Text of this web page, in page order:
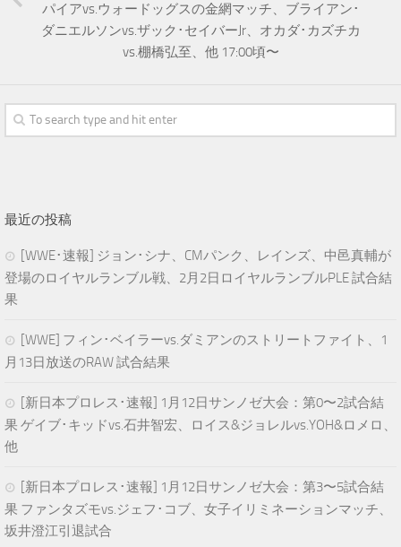
パイアvs.ウォードッグスの金網マッチ、ブライアン･
ダニエルソンvs.ザック･セイバーJr、オカダ･カズチカ
vs.棚橋弘至、他 17:00頃〜
最近の投稿
[WWE･速報] ジョン･シナ、CMパンク、レインズ、中邑真輔が
登場のロイヤルランブル戦、2月2日ロイヤルランブルPLE 試合結
果
[WWE] フィン･ベイラーvs.ダミアンのストリートファイト、1
月13日放送のRAW 試合結果
[新日本プロレス･速報] 1月12日サンノゼ大会：第0〜2試合結
果 ゲイブ･キッドvs.石井智宏、ロイス&ジョレルvs.YOH&ロメロ、
他
[新日本プロレス･速報] 1月12日サンノゼ大会：第3〜5試合結
果 ファンタズモvs.ジェフ･コブ、女子イリミネーションマッチ、
坂井澄江引退試合